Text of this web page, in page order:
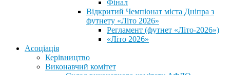
Фінал
Відкритий Чемпіонат міста Дніпра з
футнету «Літо 2026»
Регламент (футнет «Літо-2026»)
«Літо 2026»
Асоціація
Керівництво
Виконавчий комітет